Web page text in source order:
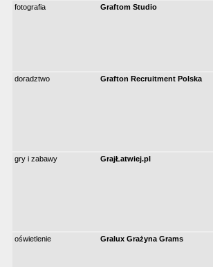
fotografia
Graftom Studio
doradztwo
Grafton Recruitment Polska
gry i zabawy
GrajŁatwiej.pl
oświetlenie
Gralux Grażyna Grams